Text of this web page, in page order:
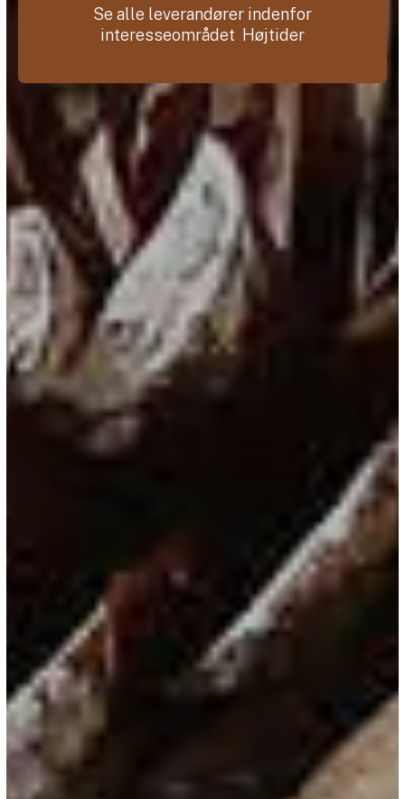
Se alle leverandører indenfor
interesseområdet Højtider